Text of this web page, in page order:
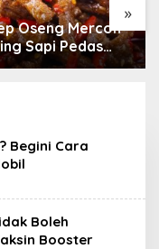
»
Oseng Mercon
Sapi Pedas
Dijamin Bikin
Begini Cara
Boleh
Booster